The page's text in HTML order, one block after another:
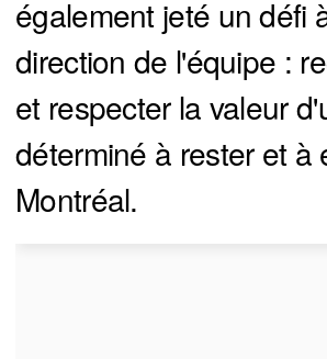
également jeté un défi
direction de l'équipe :
et respecter la valeur
déterminé à rester et à
Montréal.